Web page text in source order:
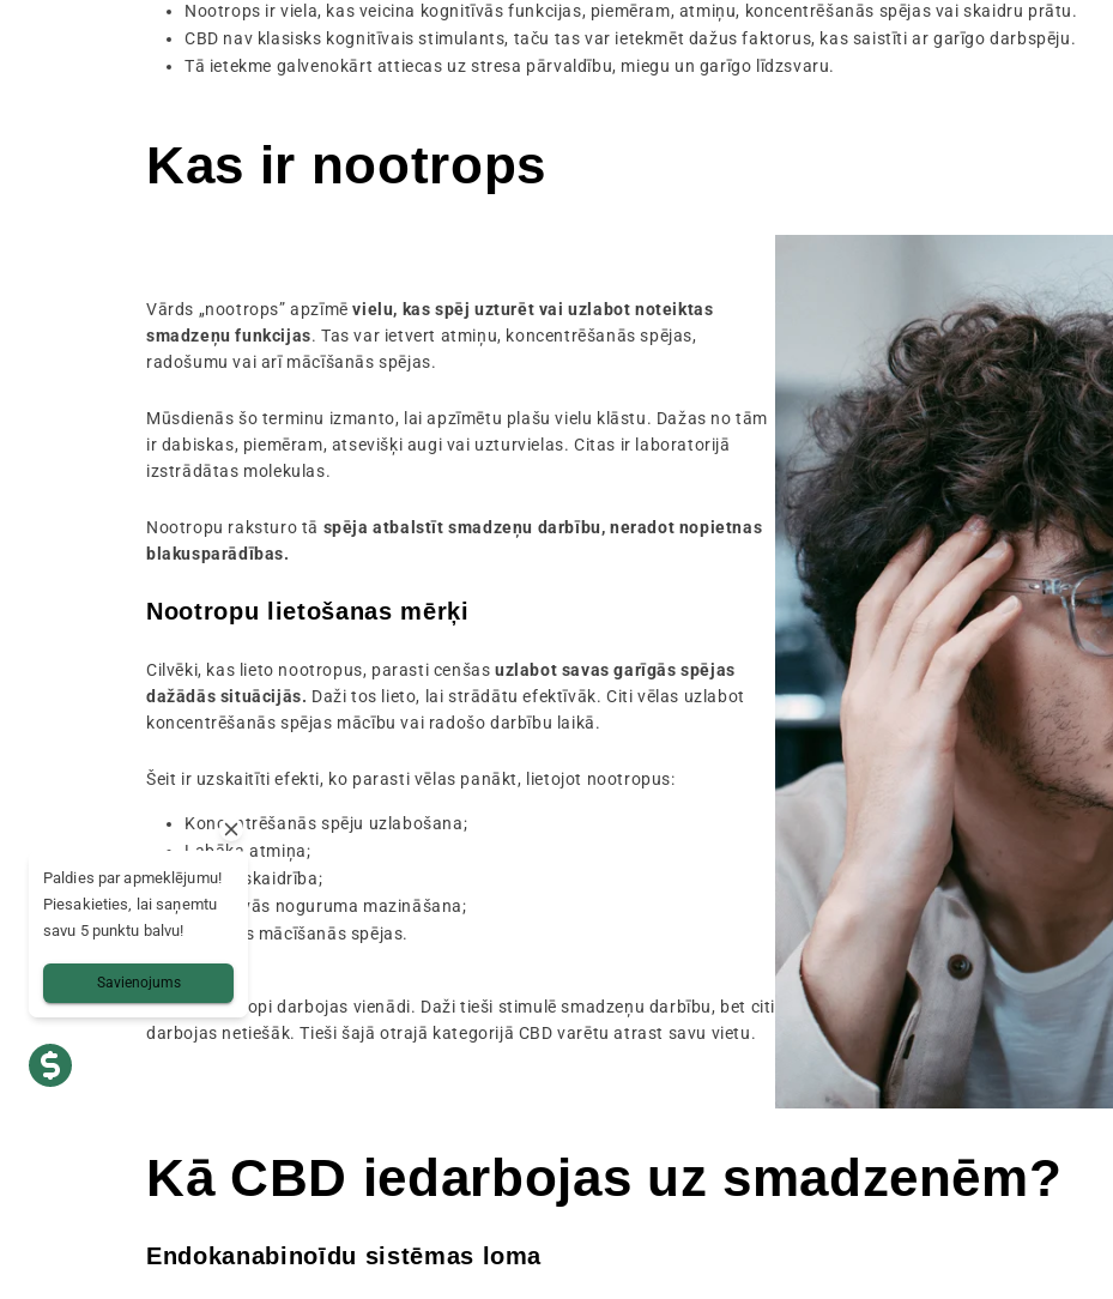
Nootrops ir viela, kas veicina kognitīvās funkcijas, piemēram, atmiņu, koncentrēšanās spējas vai skaidru prātu.
CBD nav klasisks kognitīvais stimulants, taču tas var ietekmēt dažus faktorus, kas saistīti ar garīgo darbspēju.
Tā ietekme galvenokārt attiecas uz stresa pārvaldību, miegu un garīgo līdzsvaru.
Kas ir nootrops
Vārds „nootrops” apzīmēvielu, kas spēj uzturēt vai uzlabot noteiktas
smadzeņu funkcijas. Tas var ietvert atmiņu, koncentrēšanās spējas,
radošumu vai arī mācīšanās spējas.
Mūsdienās šo terminu izmanto, lai apzīmētu plašu vielu klāstu. Dažas no tām
ir dabiskas, piemēram, atsevišķi augi vai uzturvielas. Citas ir laboratorijā
izstrādātas molekulas.
Nootropu raksturo tā spēja atbalstīt smadzeņu darbību, neradot nopietnas
blakusparādības.
Nootropu lietošanas mērķi
Cilvēki, kas lieto nootropus, parasti cenšas uzlabot savas garīgās spējas
dažādās situācijās. Daži tos lieto, lai strādātu efektīvāk. Citi vēlas uzlabot
koncentrēšanās spējas mācību vai radošo darbību laikā.
Šeit ir uzskaitīti efekti, ko parasti vēlas panākt, lietojot nootropus:
Koncentrēšanās spēju uzlabošana;
Labāka atmiņa;
Garīgā skaidrība;
Kognitīvās noguruma mazināšana;
Labākas mācīšanās spējas.
Ne visi nootropi darbojas vienādi. Daži tieši stimulē smadzeņu darbību, bet citi
darbojas netiešāk. Tieši šajā otrajā kategorijā CBD varētu atrast savu vietu.
Kā CBD iedarbojas uz smadzenēm?
Endokanabinoīdu sistēmas loma
Paldies par apmeklējumu!
Piesakieties, lai saņemtu
savu 5 punktu balvu!
Savienojums